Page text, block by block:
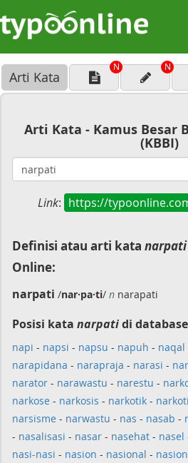
Arti Kata
N N
Arti Kata - Kamus Besar
(KBBI)
Link: https://
Definisi atau arti kata narpati
Online:
narpati /nar·pa·ti/ n narapati
Posisi kata narpatidi
napi - napsi - napsu - napuh - naqal
narapidana - narapraja - narasi -
narator - narawastu - narestu -
narkose - narkosis - narkotik -
narsisme - narwastu - nas - nasab -
- nasalisasi - nasar - nasehat - nasel
nasi-nasi - nasion - nasional -